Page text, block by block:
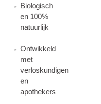
Biologisch
en 100%
natuurlijk
Ontwikkeld
met
verloskundigen
en
apothekers